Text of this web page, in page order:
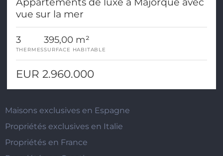
vue sur la mer
3
THERMES
395,00 m²
SURFACE HABITABLE
EUR 2.960.000
Maisons exclusives en Espagne
Propriétés exclusives en Italie
Propriétés en France